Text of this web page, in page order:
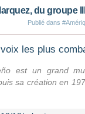
du groupe
Publié dans
est un grand
sa création en